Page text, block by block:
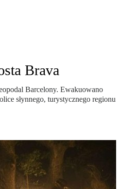
Brava
Barcelony. Ewakuowano
słynnego, turystycznego regionu